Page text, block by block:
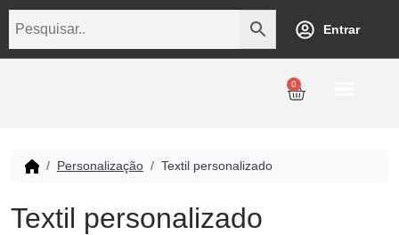
Entrar
0
Personalização Textil personalizado
Textil personalizado